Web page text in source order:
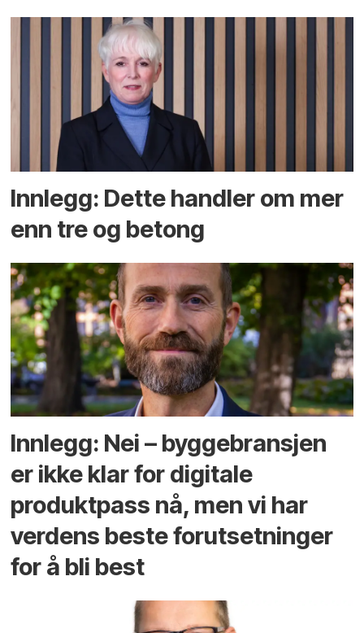
Innlegg: Dette handler om mer
enn tre og betong
Innlegg: Nei – byggebransjen
er ikke klar for digitale
produktpass nå, men vi har
verdens beste forutsetninger
for å bli best